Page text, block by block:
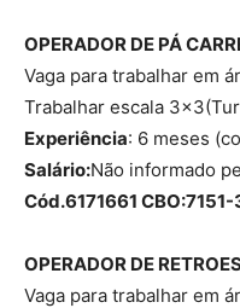
OPERADOR DE PÁ
Vaga para trabalhar em
Trabalhar escala
Experiência: 6 meses
Salário:Não informado
Cód.6171661 CBO:7151-
OPERADOR DE
Vaga para trabalhar em